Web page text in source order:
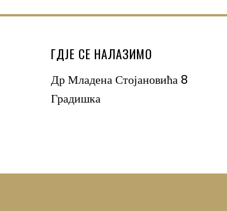
ГДЈЕ СЕ НАЛАЗИМО
Др Младена Стојановића 8
Градишка